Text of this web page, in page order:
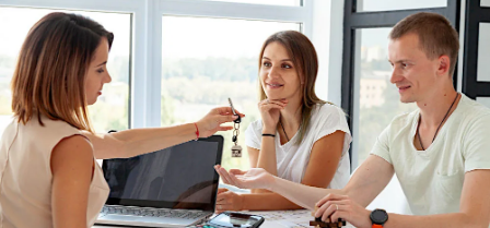
SLUŽBY A PRODUKTY
Sťahovanie a pes: ako mu pomôcť zvládnuť
zmenu prostredia